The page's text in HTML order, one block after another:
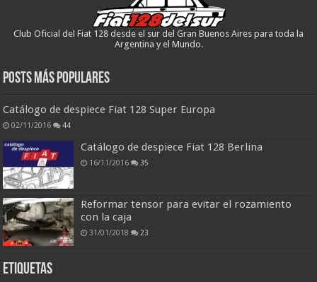
Club Oficial del Fiat 128 desde el sur del Gran Buenos Aires para toda la
Argentina y el Mundo.
Posts más populares
Catálogo de despiece Fiat 128 Super Europa
02/11/2016 44
Catálogo de despiece Fiat 128 Berlina
16/11/2016 35
Reformar tensor para evitar el rozamiento
con la caja
31/01/2018 23
ETIQUETAS